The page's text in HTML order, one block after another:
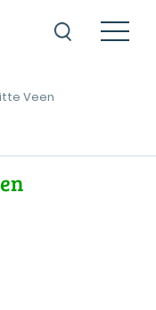
Veen